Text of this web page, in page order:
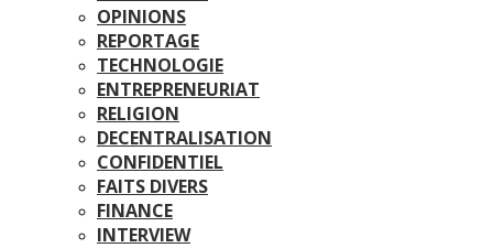
OPINIONS
REPORTAGE
TECHNOLOGIE
ENTREPRENEURIAT
RELIGION
DECENTRALISATION
CONFIDENTIEL
FAITS DIVERS
FINANCE
INTERVIEW